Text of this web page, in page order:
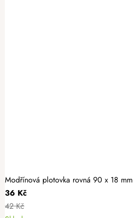
Modřínová plotovka rovná 90 x 18 mm
36 Kč
42 Kč